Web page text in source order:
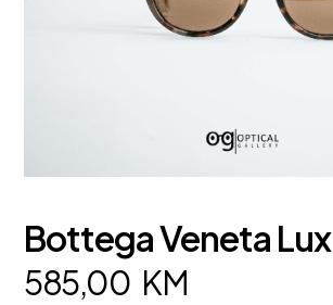
Bottega Veneta Lux
585,00 KM